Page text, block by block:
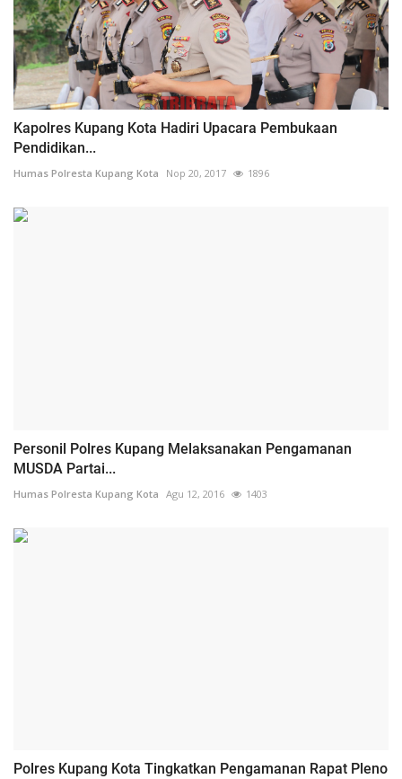
Kapolres Kupang Kota Hadiri Upacara Pembukaan
Pendidikan...
Humas Polresta Kupang Kota Nop 20, 2017 1896
Personil Polres Kupang Melaksanakan Pengamanan
MUSDA Partai...
Humas Polresta Kupang Kota Agu 12, 2016 1403
Polres Kupang Kota Tingkatkan Pengamanan Rapat Pleno